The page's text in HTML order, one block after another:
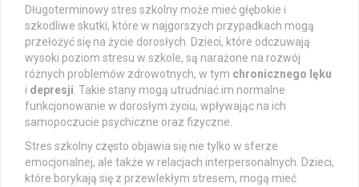
Długoterminowy stres szkolny może mieć głębokie i
szkodliwe skutki, które w najgorszych przypadkach mogą
przełożyć się na życie dorosłych. Dzieci, które odczuwają
wysoki poziom stresu w szkole, są narażone na rozwój
różnych problemów zdrowotnych, w tym chronicznego lęku
i depresji. Takie stany mogą utrudniać im normalne
funkcjonowanie w dorosłym życiu, wpływając na ich
samopoczucie psychiczne oraz fizyczne.
Stres szkolny często objawia się nie tylko w sferze
emocjonalnej, ale także w relacjach interpersonalnych. Dzieci,
które borykają się z przewlekłym stresem, mogą mieć